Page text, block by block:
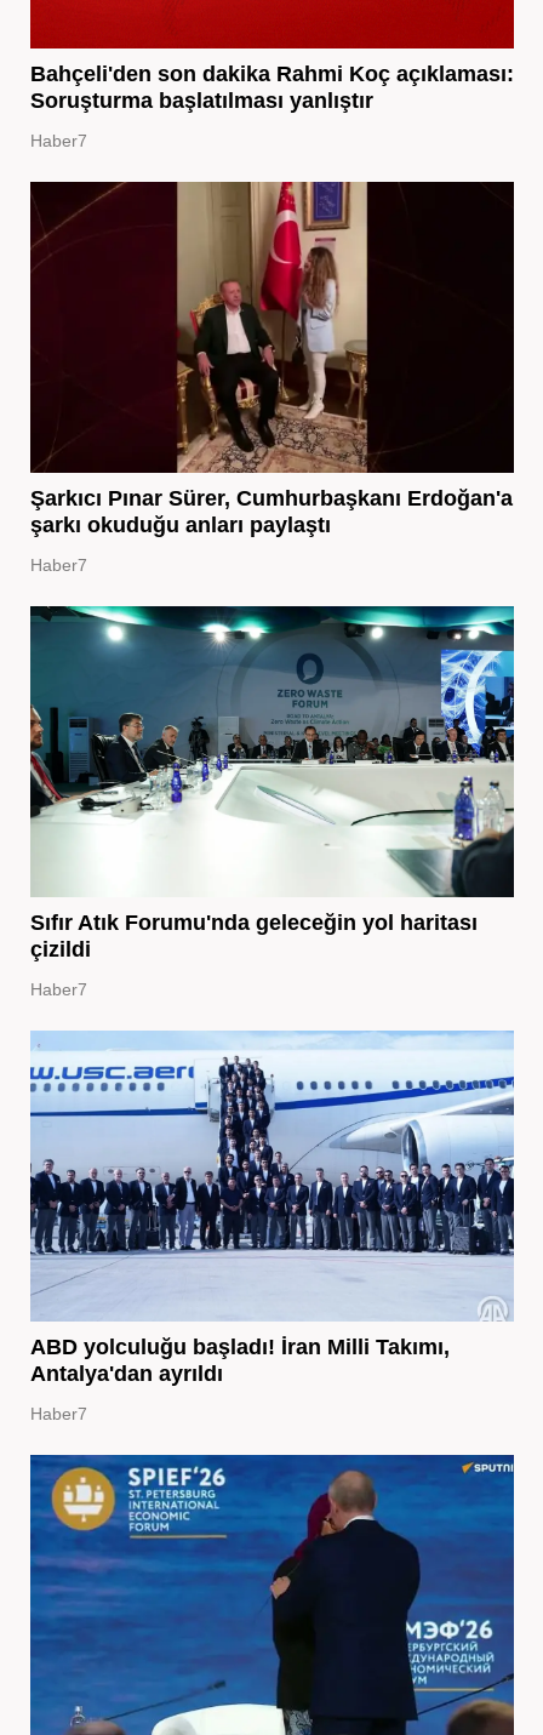
Bahçeli'den son dakika Rahmi Koç açıklaması:
Soruşturma başlatılması yanlıştır
Haber7
Şarkıcı Pınar Sürer, Cumhurbaşkanı Erdoğan'a
şarkı okuduğu anları paylaştı
Haber7
Sıfır Atık Forumu'nda geleceğin yol haritası
çizildi
Haber7
ABD yolculuğu başladı! İran Milli Takımı,
Antalya'dan ayrıldı
Haber7